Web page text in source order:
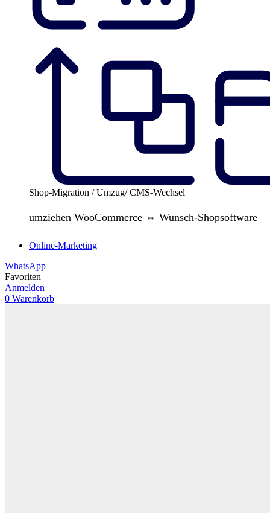
Shop-Migration / Umzug/ CMS-Wechsel
umziehen WooCommerce ⇔ Wunsch-Shopsoftware
Online-Marketing
WhatsApp
Favoriten
Anmelden
0 Warenkorb